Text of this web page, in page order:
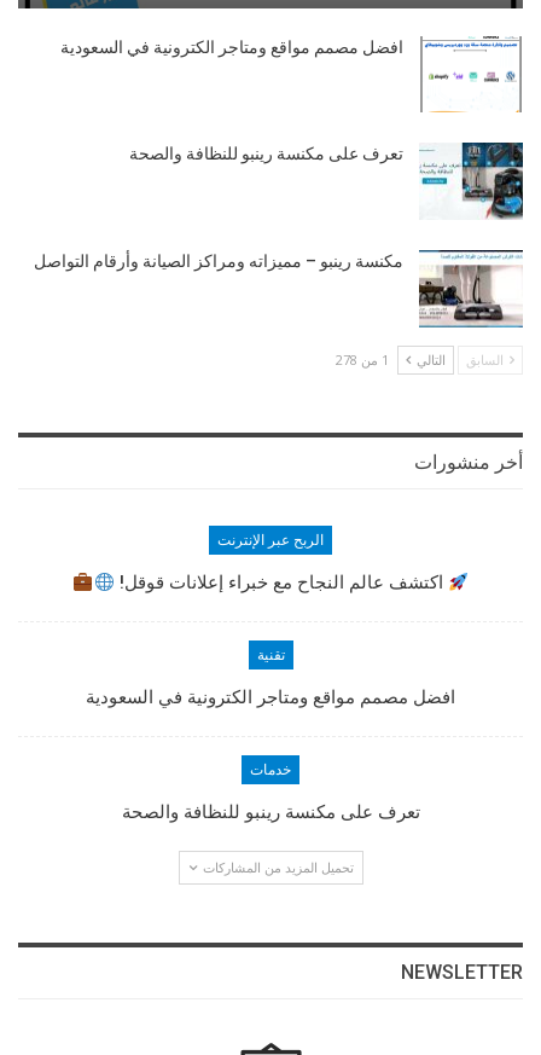
افضل مصمم مواقع ومتاجر الكترونية في السعودية
تعرف على مكنسة رينبو للنظافة والصحة
مكنسة رينبو – مميزاته ومراكز الصيانة وأرقام التواصل
السابق التالي 1 من 278
أخر منشورات
الربح عبر الإنترنت
اكتشف عالم النجاح مع خبراء إعلانات قوقل!
تقنية
افضل مصمم مواقع ومتاجر الكترونية في السعودية
خدمات
تعرف على مكنسة رينبو للنظافة والصحة
تحميل المزيد من المشاركات
NEWSLETTER